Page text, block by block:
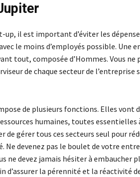
up, il est important d’éviter les
le moins d’employés possible. Une
tout, composée d’Hommes. Vous ne
de chaque secteur de
de plusieurs fonctions. Elles vont
humaines, toutes essentielles
de gérer tous ces secteurs seul pour
devenez pas le boulet de votre
ne devez jamais hésiter à embaucher
d’assurer la pérennité et la réactivité